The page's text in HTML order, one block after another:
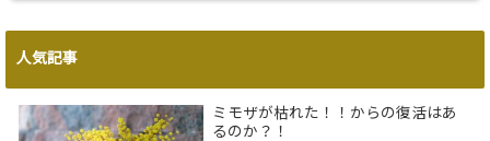
人気記事
ミモザが枯れた！！からの復活はあ
るのか？！